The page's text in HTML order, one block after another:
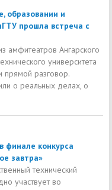
образовании и
прошла встреча с
амфитеатров Ангарского
университета
прямой разговор.
о реальных делах, о
финале конкурса
завтра»
технический
участвует во